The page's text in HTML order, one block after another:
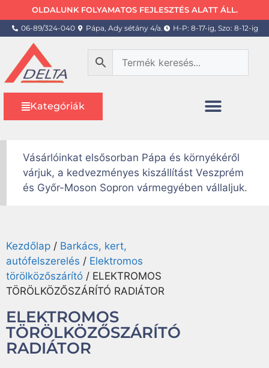
OLDALUNK FOLYAMATOS FEJLESZTÉS ALATT ÁLL.
06-89/324-040 Pápa, Ady sétány 4/a. H-P: 8-17-ig, Szo: 8-12-ig
Kategóriák
Vásárlóinkat elsősorban Pápa és környékéről
várjuk, a kedvezményes kiszállítást Veszprém
és Győr-Moson Sopron vármegyében vállaljuk.
Kezdőlap / Barkács, kert,
autófelszerelés / Elektromos
törölközőszárító / ELEKTROMOS
TÖRÖLKÖZŐSZÁRÍTÓ RADIÁTOR
ELEKTROMOS
TÖRÖLKÖZŐSZÁRÍTÓ
RADIÁTOR